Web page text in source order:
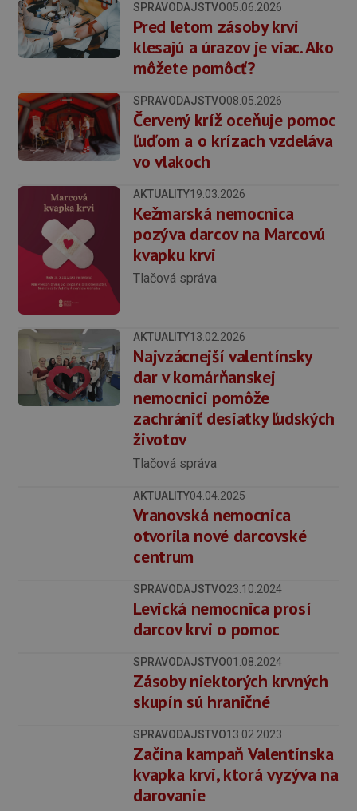
SPRAVODAJSTVO05.06.2026
Pred letom zásoby krvi
klesajú a úrazov je viac. Ako
môžete pomôcť?
SPRAVODAJSTVO08.05.2026
Červený kríž oceňuje pomoc
ľuďom a o krízach vzdeláva
vo vlakoch
AKTUALITY19.03.2026
Kežmarská nemocnica
pozýva darcov na Marcovú
kvapku krvi
Tlačová správa
AKTUALITY13.02.2026
Najvzácnejší valentínsky
dar v komárňanskej
nemocnici pomôže
zachrániť desiatky ľudských
životov
Tlačová správa
AKTUALITY04.04.2025
Vranovská nemocnica
otvorila nové darcovské
centrum
SPRAVODAJSTVO23.10.2024
Levická nemocnica prosí
darcov krvi o pomoc
SPRAVODAJSTVO01.08.2024
Zásoby niektorých krvných
skupín sú hraničné
SPRAVODAJSTVO13.02.2023
Začína kampaň Valentínska
kvapka krvi, ktorá vyzýva na
darovanie